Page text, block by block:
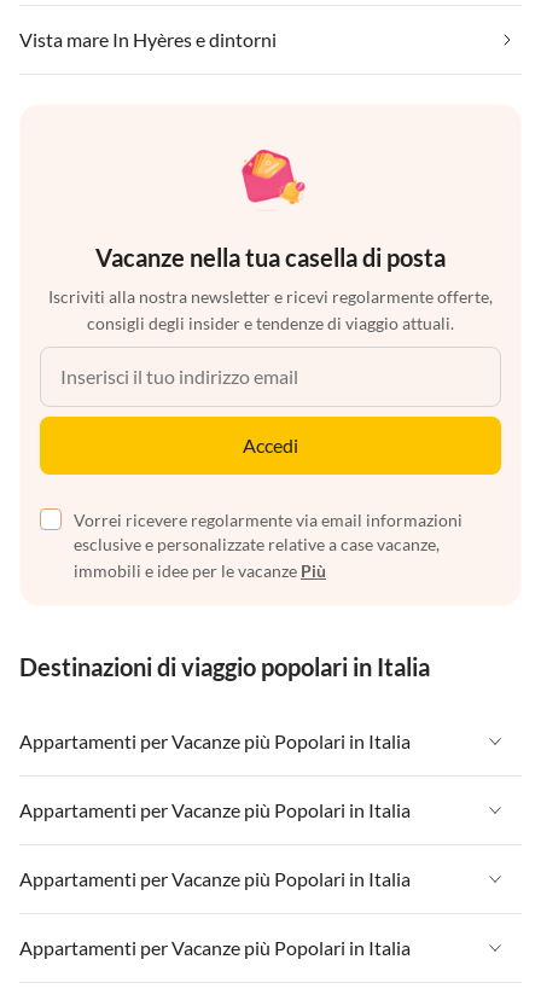
Vista mare In Hyères e dintorni
Vacanze nella tua casella di posta
Iscriviti alla nostra newsletter e ricevi regolarmente offerte,
consigli degli insider e tendenze di viaggio attuali.
Accedi
Vorrei ricevere regolarmente via email informazioni
esclusive e personalizzate relative a case vacanze,
immobili e idee per le vacanze Più
Destinazioni di viaggio popolari in Italia
Appartamenti per Vacanze più Popolari in Italia
Appartamenti per Vacanze in Italia
Appartamenti per Vacanze in Liguria
Appartamenti per Vacanze in Lombardia
Appartamenti per Vacanze in Lago di Garda
Appartamenti per Vacanze più Popolari in Italia
Appartamenti per Vacanze in Italia
Appartamenti per Vacanze in Liguria
Appartamenti per Vacanze in Lombardia
Appartamenti per Vacanze più Popolari in Italia
Appartamenti per Vacanze in Italia
Appartamenti per Vacanze in Liguria
Appartamenti per Vacanze più Popolari in Italia